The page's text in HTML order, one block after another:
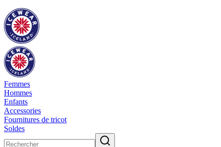
Femmes
Hommes
Enfants
Accessories
Fournitures de tricot
Soldes